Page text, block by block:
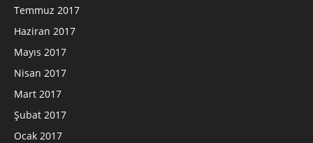
Temmuz 2017
Haziran 2017
Mayıs 2017
Nisan 2017
Mart 2017
Şubat 2017
Ocak 2017